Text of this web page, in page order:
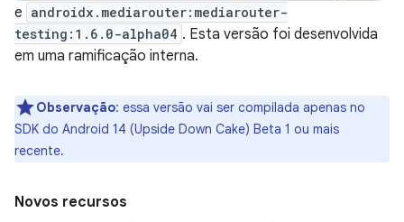
e androidx.mediarouter:mediarouter-
testing:1.6.0-alpha04 . Esta versão foi desenvolvida
em uma ramificação interna.
Observação: essa versão vai ser compilada apenas no
SDK do Android 14 (Upside Down Cake) Beta 1 ou mais
recente.
Novos recursos